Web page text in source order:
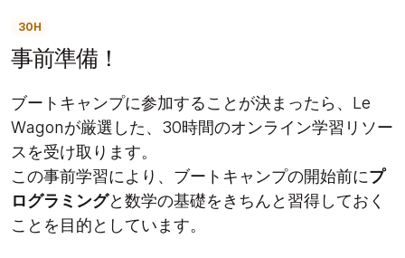
30H
事前準備！
ブートキャンプに参加することが決まったら、Le
Wagonが厳選した、30時間のオンライン学習リソー
スを受け取ります。
この事前学習により、ブートキャンプの開始前にプ
ログラミングと数学の基礎をきちんと習得しておく
ことを目的としています。